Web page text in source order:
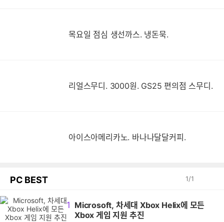
목요일 점심 생선까스. 냉돈묵.
리얼스무디. 3000원. GS25 편의점 스무디.
아이스아메리카노. 바나나달달커피.
PC BEST 1/1
1 Microsoft, 차세대 Xbox Helix에 모든
Xbox 게임 지원 추진